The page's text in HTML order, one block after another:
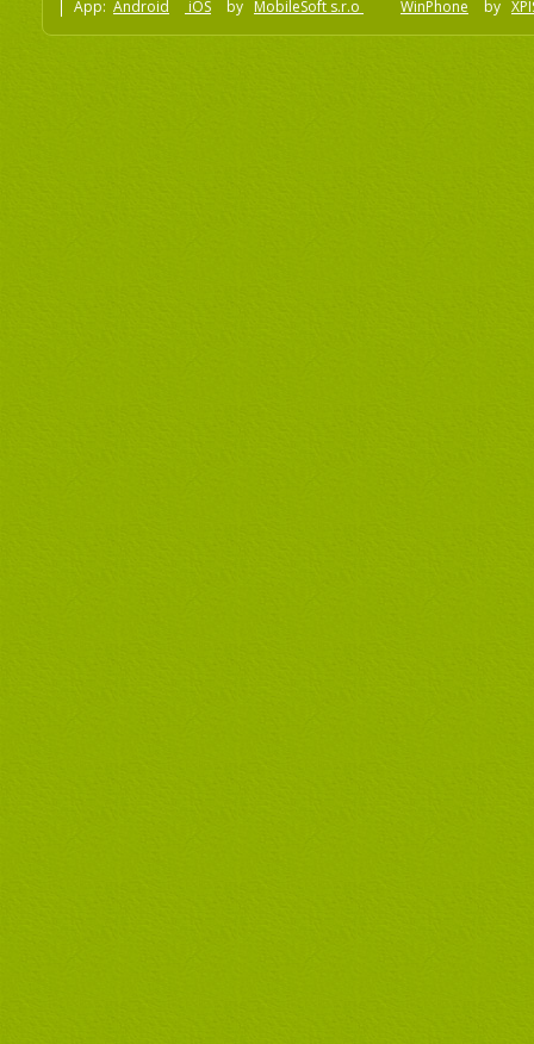
App: Android iOS by MobileSoft s.r.o WinPhone by